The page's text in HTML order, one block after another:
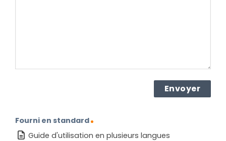
Fourni en standard
Guide d'utilisation en plusieurs langues